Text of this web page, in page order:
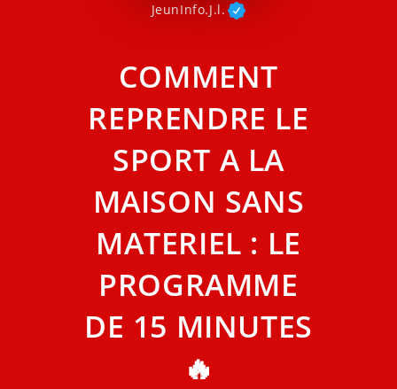
JeunInfo.J.l.
COMMENT
REPRENDRE LE
SPORT A LA
MAISON SANS
MATERIEL : LE
PROGRAMME
DE 15 MINUTES
🔥